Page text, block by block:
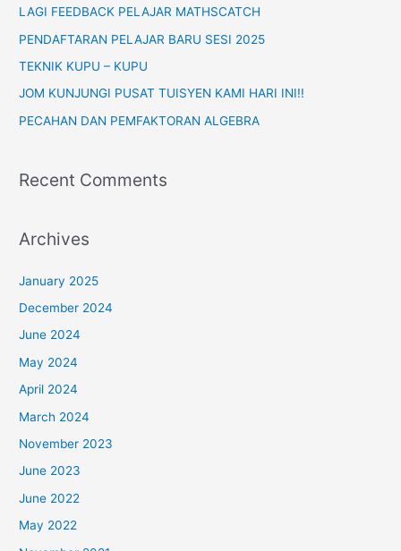
h
f
o
LAGI FEEDBACK PELAJAR MATHSCATCH
PENDAFTARAN PELAJAR BARU SESI 2025
TEKNIK KUPU – KUPU
JOM KUNJUNGI PUSAT TUISYEN KAMI HARI INI!!
PECAHAN DAN PEMFAKTORAN ALGEBRA
Recent Comments
Archives
January 2025
December 2024
June 2024
May 2024
April 2024
March 2024
November 2023
June 2023
June 2022
May 2022